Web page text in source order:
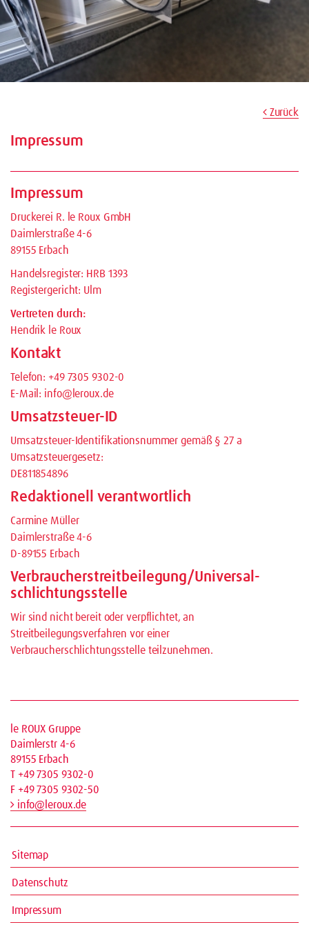
Zurück
Impressum
Impressum
Druckerei R. le Roux GmbH
Daimlerstraße 4-6
89155 Erbach
Handelsregister: HRB 1393
Registergericht: Ulm
Vertreten durch:
Hendrik le Roux
Kontakt
Telefon: +49 7305 9302-0
E-Mail: info@leroux.de
Umsatzsteuer-ID
Umsatzsteuer-Identifikationsnummer gemäß § 27 a
Umsatzsteuergesetz:
DE811854896
Redaktionell verantwortlich
Carmine Müller
Daimlerstraße 4-6
D-89155 Erbach
Verbraucher­streit­beilegung/Universal­
schlichtungs­stelle
Wir sind nicht bereit oder verpflichtet, an
Streitbeilegungsverfahren vor einer
Verbraucherschlichtungsstelle teilzunehmen.
le ROUX Gruppe
Daimlerstr 4-6
89155 Erbach
T +49 7305 9302-0
F +49 7305 9302-50
info@leroux.de
Sitemap
Datenschutz
Impressum